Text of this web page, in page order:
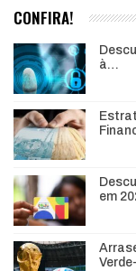
CONFIRA!
à…
em